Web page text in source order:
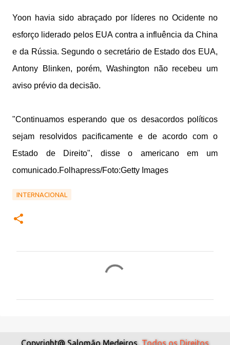
Yoon havia sido abraçado por líderes no Ocidente no
esforço liderado pelos EUA contra a influência da China
e da Rússia. Segundo o secretário de Estado dos EUA,
Antony Blinken, porém, Washington não recebeu um
aviso prévio da decisão.
"Continuamos esperando que os desacordos políticos
sejam resolvidos pacificamente e de acordo com o
Estado de Direito", disse o americano em um
comunicado.Folhapress/Foto:Getty Images
INTERNACIONAL
Copyright@ Salomão Medeiros, Todos os Direitos